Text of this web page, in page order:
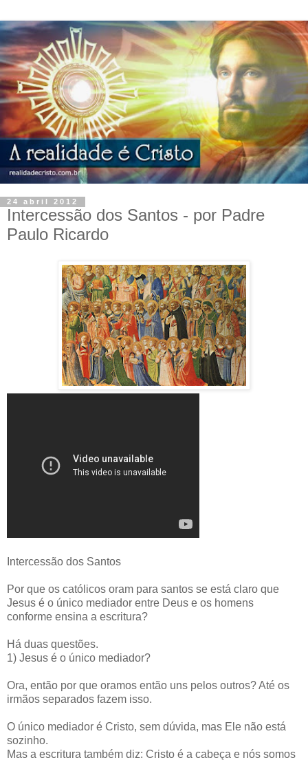
24 abril 2012
Intercessão dos Santos - por Padre
Paulo Ricardo
Intercessão dos Santos
Por que os católicos oram para santos se está claro que
Jesus é o único mediador entre Deus e os homens
conforme ensina a escritura?
Há duas questões.
1) Jesus é o único mediador?
Ora, então por que oramos então uns pelos outros? Até os
irmãos separados fazem isso.
O único mediador é Cristo, sem dúvida, mas Ele não está
sozinho.
Mas a escritura também diz: Cristo é a cabeça e nós somos